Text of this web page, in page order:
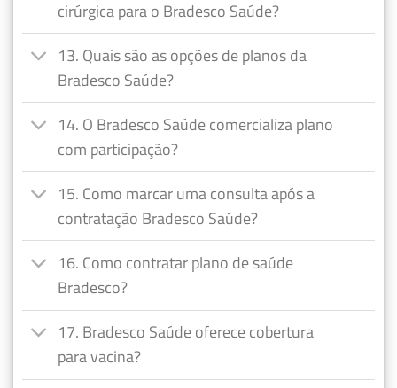
cirúrgica para o Bradesco Saúde?
13. Quais são as opções de planos da
Bradesco Saúde?
14. O Bradesco Saúde comercializa plano
com participação?
15. Como marcar uma consulta após a
contratação Bradesco Saúde?
16. Como contratar plano de saúde
Bradesco?
17. Bradesco Saúde oferece cobertura
para vacina?